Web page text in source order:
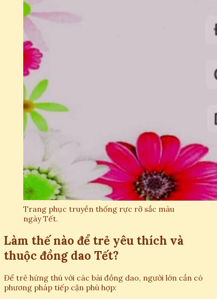
Trang phục truyền thống rực rỡ sắc màu
ngày Tết.
Làm thế nào để trẻ yêu thích và
thuộc đồng dao Tết?
Để trẻ hứng thú với các bài đồng dao, người lớn cần có
phương pháp tiếp cận phù hợp: